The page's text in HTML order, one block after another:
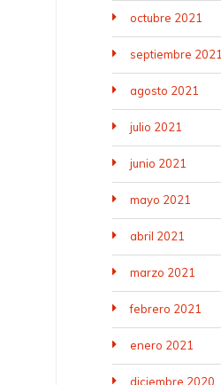
octubre 2021
septiembre 2021
agosto 2021
julio 2021
junio 2021
mayo 2021
abril 2021
marzo 2021
febrero 2021
enero 2021
diciembre 2020